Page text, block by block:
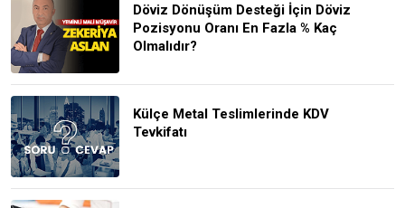
Döviz Dönüşüm Desteği İçin Döviz
Pozisyonu Oranı En Fazla % Kaç
Olmalıdır?
Külçe Metal Teslimlerinde KDV
Tevkifatı